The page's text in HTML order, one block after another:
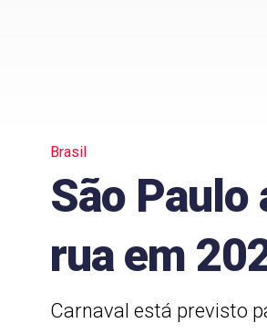
Brasil
São
rua em
Carnaval está previsto